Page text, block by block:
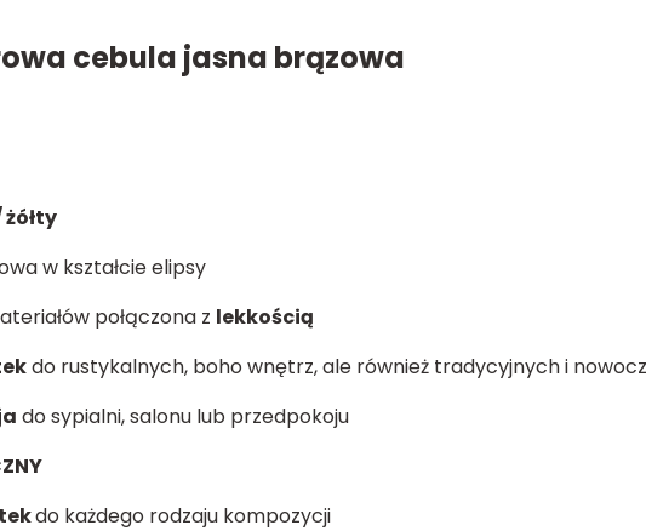
cebula jasna brązowa
w kształcie elipsy
połączona z lekkością
do rustykalnych, boho wnętrz, ale również tradycyjnych i
do sypialni, salonu lub przedpokoju
do każdego rodzaju kompozycji